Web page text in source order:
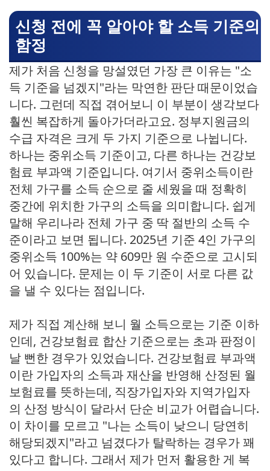
신청 전에 꼭 알아야 할 소득 기준의
함정
제가 처음 신청을 망설였던 가장 큰 이유는 "소
득 기준을 넘겠지"라는 막연한 판단 때문이었습
니다. 그런데 직접 겪어보니 이 부분이 생각보다
훨씬 복잡하게 돌아가더라고요. 정부지원금의
수급 자격은 크게 두 가지 기준으로 나뉩니다.
하나는 중위소득 기준이고, 다른 하나는 건강보
험료 부과액 기준입니다. 여기서 중위소득이란
전체 가구를 소득 순으로 줄 세웠을 때 정확히
중간에 위치한 가구의 소득을 의미합니다. 쉽게
말해 우리나라 전체 가구 중 딱 절반의 소득 수
준이라고 보면 됩니다. 2025년 기준 4인 가구의
중위소득 100%는 약 609만 원 수준으로 고시되
어 있습니다. 문제는 이 두 기준이 서로 다른 값
을 낼 수 있다는 점입니다.
제가 직접 계산해 보니 월 소득으로는 기준 이하
인데, 건강보험료 합산 기준으로는 초과 판정이
날 뻔한 경우가 있었습니다. 건강보험료 부과액
이란 가입자의 소득과 재산을 반영해 산정된 월
보험료를 뜻하는데, 직장가입자와 지역가입자
의 산정 방식이 달라서 단순 비교가 어렵습니다.
이 차이를 모르고 "나는 소득이 낮으니 당연히
해당되겠지"라고 넘겼다가 탈락하는 경우가 꽤
있다고 합니다. 그래서 제가 먼저 활용한 게 복